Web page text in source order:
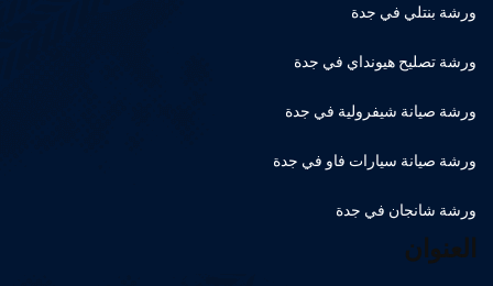
ورشة بنتلي في جدة
ورشة تصليح هيونداي في جدة
ورشة صيانة شيفرولية في جدة
ورشة صيانة سيارات فاو في جدة
ورشة شانجان في جدة
العنوان